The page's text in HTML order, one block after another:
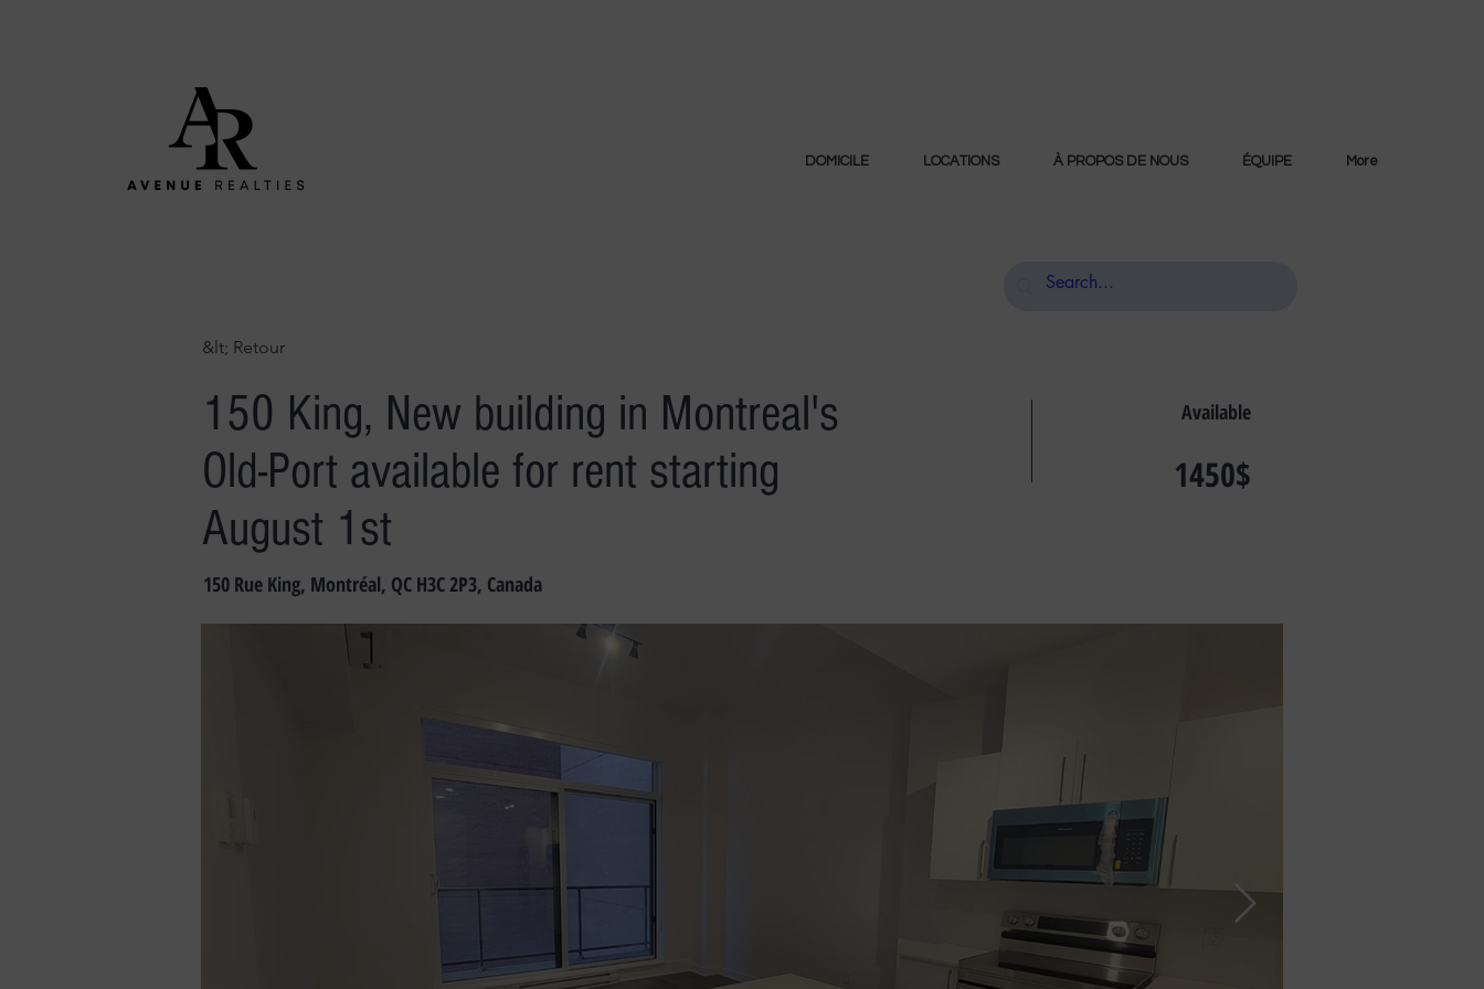
DOMICILE LOCATIONS À PROPOS DE NOUS ÉQUIPE More
&lt; Retour
150 King, New building in Montreal's
Old-Port available for rent starting
August 1st
150 Rue King, Montréal, QC H3C 2P3, Canada
Available
1450$